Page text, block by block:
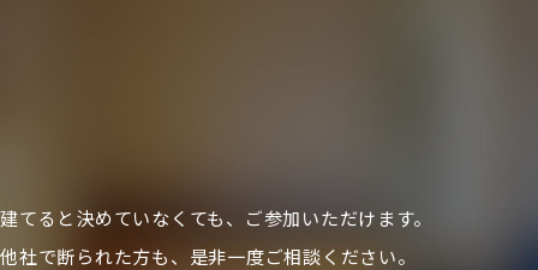
建てると決めていなくても、ご参加いただけます。
他社で断られた方も、是非一度ご相談ください。